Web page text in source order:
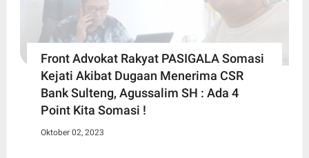
Front Advokat Rakyat PASIGALA Somasi
Kejati Akibat Dugaan Menerima CSR
Bank Sulteng, Agussalim SH : Ada 4
Point Kita Somasi !
Oktober 02, 2023